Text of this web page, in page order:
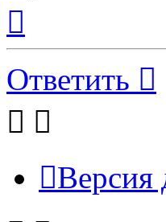
началу
Ответить
Версия